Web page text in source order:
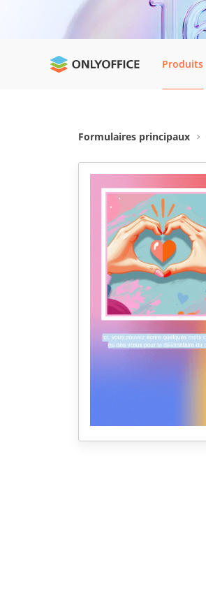
Produits
Formulaires principaux